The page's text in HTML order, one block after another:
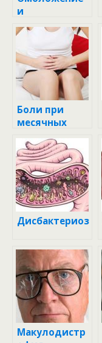
и
восстановлен
ие
Боли при
месячных
Дисбактериоз
Макулодистр